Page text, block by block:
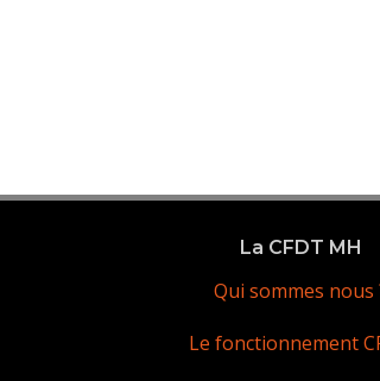
La CFDT MH
Qui sommes nous
Le fonctionnement